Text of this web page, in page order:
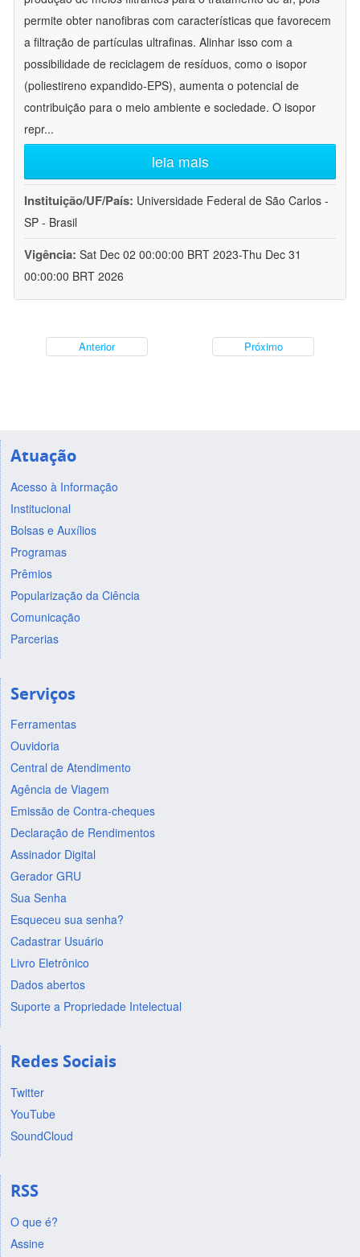
permite obter nanofibras com características que favorecem
a filtração de partículas ultrafinas. Alinhar isso com a
possibilidade de reciclagem de resíduos, como o isopor
(poliestireno expandido-EPS), aumenta o potencial de
contribuição para o meio ambiente e sociedade. O isopor
repr...
leia mais
Instituição/UF/País: Universidade Federal de São Carlos -
SP - Brasil
Vigência: Sat Dec 02 00:00:00 BRT 2023-Thu Dec 31
00:00:00 BRT 2026
Anterior Próximo
Atuação
Acesso à Informação
Institucional
Bolsas e Auxílios
Programas
Prêmios
Popularização da Ciência
Comunicação
Parcerias
Serviços
Ferramentas
Ouvidoria
Central de Atendimento
Agência de Viagem
Emissão de Contra-cheques
Declaração de Rendimentos
Assinador Digital
Gerador GRU
Sua Senha
Esqueceu sua senha?
Cadastrar Usuário
Livro Eletrônico
Dados abertos
Suporte a Propriedade Intelectual
Redes Sociais
Twitter
YouTube
SoundCloud
RSS
O que é?
Assine